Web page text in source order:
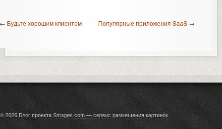
Будьте хорошим клиентом Популярные приложения SaaS →
© 2026 Блог проекта Smages.com — сервис размещения картинок.